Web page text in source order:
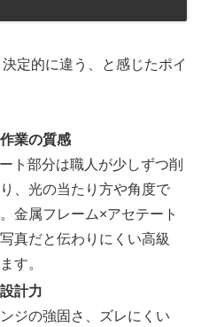
定的に違う、と感じたポイ
業の質感
ト部分は職人が少しずつ削
、光の当たり方や角度で
金属フレーム×アセテート
真だと伝わりにくい高級
す。
計力
ジの強固さ、ズレにくい